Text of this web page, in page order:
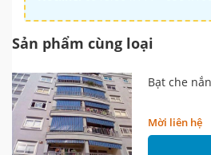
Sản phẩm cùng loại
Bạt che
Mời liên hệ